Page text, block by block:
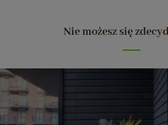
Nie możesz się